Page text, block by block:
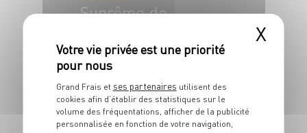
Suprême de
4 pers.
X
Grand Frais et ses partenaires utilisent des
cookies afin d’établir des statistiques sur le
volume des fréquentations, afficher de la publicité
personnalisée en fonction de votre navigation,